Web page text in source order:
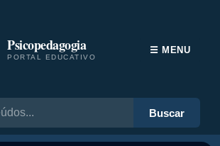
Psicopedagogia
PORTAL EDUCATIVO
Buscar
☰ MENU